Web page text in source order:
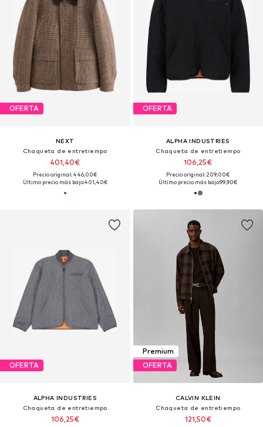
OFERTA
NEXT
Chaqueta de entretiempo
401,40€
Precio original: 446,00€
Último precio más bajo:401,40€
OFERTA
ALPHA INDUSTRIES
Chaqueta de entretiempo
106,25€
Precio original: 209,00€
Último precio más bajo:99,90€
OFERTA
ALPHA INDUSTRIES
Chaqueta de entretiempo
106,25€
Premium
OFERTA
CALVIN KLEIN
Chaqueta de entretiempo
121,50€